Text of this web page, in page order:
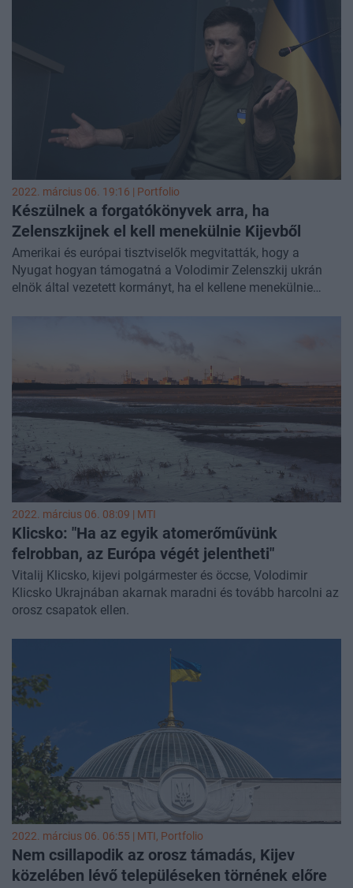
2022. március 06. 19:16 | Portfolio
Készülnek a forgatókönyvek arra, ha
Zelenszkijnek el kell menekülnie Kijevből
Amerikai és európai tisztviselők megvitatták, hogy a
Nyugat hogyan támogatná a Volodimir Zelenszkij ukrán
elnök által vezetett kormányt, ha el kellene menekülnie
2022. március 06. 08:09 | MTI
Klicsko: "Ha az egyik atomerőművünk
felrobban, az Európa végét jelentheti"
Vitalij Klicsko, kijevi polgármester és öccse, Volodimir
Klicsko Ukrajnában akarnak maradni és tovább harcolni az
orosz csapatok ellen.
2022. március 06. 06:55 | MTI, Portfolio
Nem csillapodik az orosz támadás, Kijev
közelében lévő településeken törnének előre